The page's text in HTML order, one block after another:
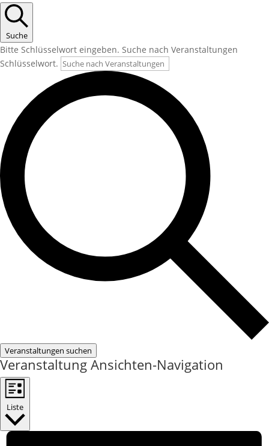
Suche
Bitte Schlüsselwort eingeben. Suche nach Veranstaltungen
Schlüsselwort.
Veranstaltungen suchen
Veranstaltung Ansichten-Navigation
Liste